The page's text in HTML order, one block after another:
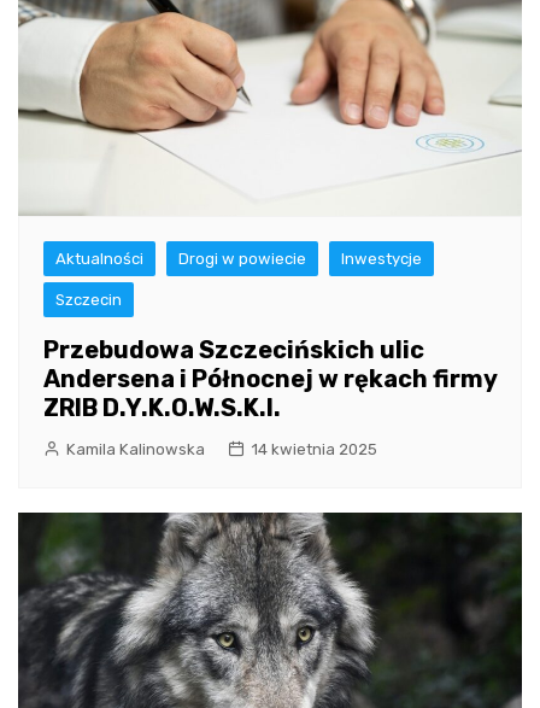
Aktualności Drogi w powiecie Inwestycje
Szczecin
Przebudowa Szczecińskich ulic
Andersena i Północnej w rękach firmy
ZRIB D.Y.K.O.W.S.K.I.
Kamila Kalinowska 14 kwietnia 2025